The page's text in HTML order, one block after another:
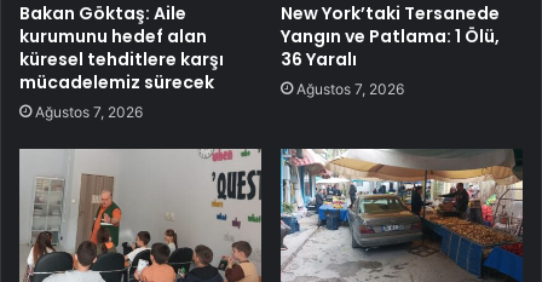
Bakan Göktaş: Aile
kurumunu hedef alan
küresel tehditlere karşı
mücadelemiz sürecek
Ağustos 7, 2026
New York’taki Tersanede
Yangın ve Patlama: 1 Ölü,
36 Yaralı
Ağustos 7, 2026